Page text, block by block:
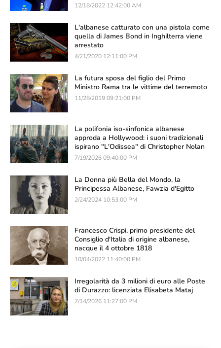
12/18/2022 12:42:00 AM
L'albanese catturato con una pistola come
quella di James Bond in Inghilterra viene
arrestato
4/21/2020 12:11:00 PM
La futura sposa del figlio del Primo
Ministro Rama tra le vittime del terremoto
11/28/2019 09:21:00 PM
La polifonia iso-sinfonica albanese
approda a Hollywood: i suoni tradizionali
ispirano "L'Odissea" di Christopher Nolan
7/19/2026 09:40:00 PM
La Donna più Bella del Mondo, la
Principessa Albanese, Fawzia d'Egitto
2/24/2024 10:53:00 PM
Francesco Crispi, primo presidente del
Consiglio d'Italia di origine albanese,
nacque il 4 ottobre 1818
10/04/2022 11:40:00 PM
Irregolarità da 3 milioni di euro alle Poste
di Durazzo: licenziata Elisabeta Mataj
7/14/2026 11:27:00 PM